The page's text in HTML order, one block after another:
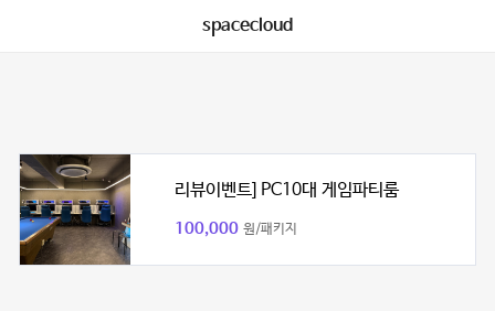
spacecloud
리뷰이벤트] PC10대 게임파티룸
100,000 원/패키지